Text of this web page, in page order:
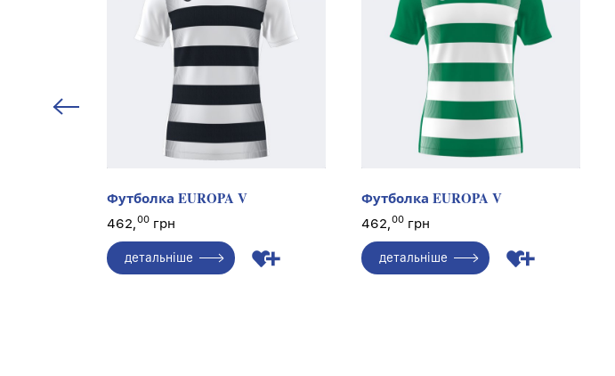
Футболка EUROPA V
462,00 грн
детальніше
Футболка EUROPA V
462,00 грн
детальніше